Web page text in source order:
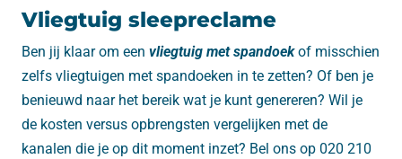
Vliegtuig sleepreclame
Ben jij klaar om een vliegtuig met spandoekof misschien
zelfs vliegtuigen met spandoeken in te zetten? Of ben je
benieuwd naar het bereik wat je kunt genereren? Wil je
de kosten versus opbrengsten vergelijken met de
kanalen die je op dit moment inzet? Bel ons op 020 210